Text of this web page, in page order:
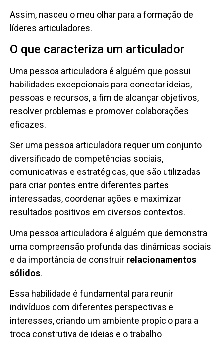
Assim, nasceu o meu olhar para a formação de
líderes articuladores.
O que caracteriza um articulador
Uma pessoa articuladora é alguém que possui
habilidades excepcionais para conectar ideias,
pessoas e recursos, a fim de alcançar objetivos,
resolver problemas e promover colaborações
eficazes.
Ser uma pessoa articuladora requer um conjunto
diversificado de competências sociais,
comunicativas e estratégicas, que são utilizadas
para criar pontes entre diferentes partes
interessadas, coordenar ações e maximizar
resultados positivos em diversos contextos.
Uma pessoa articuladora é alguém que demonstra
uma compreensão profunda das dinâmicas sociais
e da importância de construir relacionamentos
sólidos.
Essa habilidade é fundamental para reunir
indivíduos com diferentes perspectivas e
interesses, criando um ambiente propício para a
troca construtiva de ideias e o trabalho